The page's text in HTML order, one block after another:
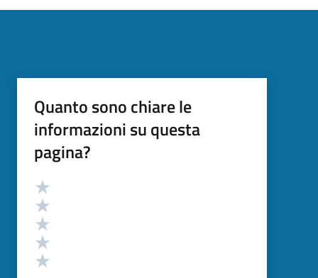
Quanto sono chiare le
informazioni su questa
pagina?
Valutazione